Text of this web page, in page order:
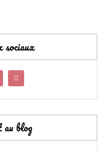
sociaux
au blog